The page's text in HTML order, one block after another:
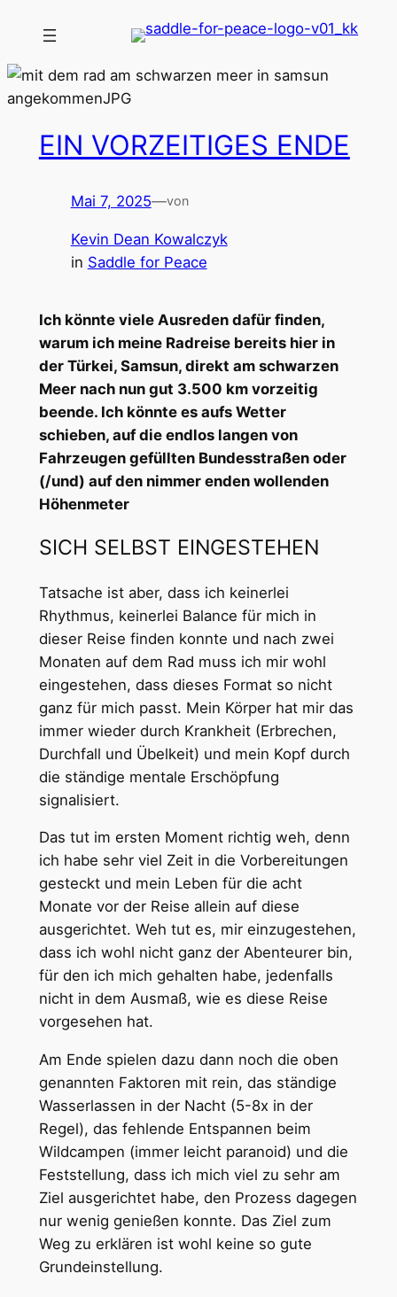
Inhalt
springen
EIN VORZEITIGES ENDE
Mai 7, 2025—von
Kevin Dean Kowalczyk
in Saddle for Peace
Ich könnte viele Ausreden dafür finden,
warum ich meine Radreise bereits hier in
der Türkei, Samsun, direkt am schwarzen
Meer nach nun gut 3.500 km vorzeitig
beende. Ich könnte es aufs Wetter
schieben, auf die endlos langen von
Fahrzeugen gefüllten Bundesstraßen oder
(/und) auf den nimmer enden wollenden
Höhenmeter
SICH SELBST EINGESTEHEN
Tatsache ist aber, dass ich keinerlei
Rhythmus, keinerlei Balance für mich in
dieser Reise finden konnte und nach zwei
Monaten auf dem Rad muss ich mir wohl
eingestehen, dass dieses Format so nicht
ganz für mich passt. Mein Körper hat mir das
immer wieder durch Krankheit (Erbrechen,
Durchfall und Übelkeit) und mein Kopf durch
die ständige mentale Erschöpfung
signalisiert.
Das tut im ersten Moment richtig weh, denn
ich habe sehr viel Zeit in die Vorbereitungen
gesteckt und mein Leben für die acht
Monate vor der Reise allein auf diese
ausgerichtet. Weh tut es, mir einzugestehen,
dass ich wohl nicht ganz der Abenteurer bin,
für den ich mich gehalten habe, jedenfalls
nicht in dem Ausmaß, wie es diese Reise
vorgesehen hat.
Am Ende spielen dazu dann noch die oben
genannten Faktoren mit rein, das ständige
Wasserlassen in der Nacht (5-8x in der
Regel), das fehlende Entspannen beim
Wildcampen (immer leicht paranoid) und die
Feststellung, dass ich mich viel zu sehr am
Ziel ausgerichtet habe, den Prozess dagegen
nur wenig genießen konnte. Das Ziel zum
Weg zu erklären ist wohl keine so gute
Grundeinstellung.